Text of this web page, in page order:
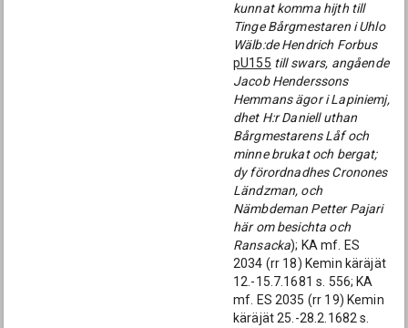
kunnat komma hijth till
Tinge Bårgmestaren i Uhlo
Wälb:de Hendrich Forbus
pU155 till swars, angående
Jacob Henderssons
Hemmans ägor i Lapiniemj,
dhet H:r Daniell uthan
Bårgmestarens Låf och
minne brukat och bergat;
dy förordnadhes Cronones
Ländzman, och
Nämbdeman Petter Pajari
här om besichta och
Ransacka); KA mf. ES
2034 (rr 18) Kemin käräjät
12.-15.7.1681 s. 556; KA
mf. ES 2035 (rr 19) Kemin
käräjät 25.-28.2.1682 s.